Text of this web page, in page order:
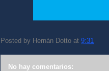
Posted by Hernán Dotto at 9:31
No hay comentarios: